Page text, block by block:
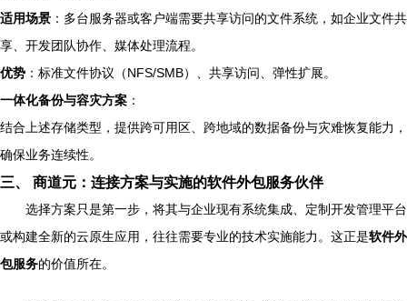
适用场景 ：多台服务器或客户端需要共享访问的文件系统，如企业文件共
享、开发团队协作、媒体处理流程。
优势 ：标准文件协议（NFS/SMB）、共享访问、弹性扩展。
一体化备份与容灾方案 ：
结合上述存储类型，提供跨可用区、跨地域的数据备份与灾难恢复能力，
确保业务连续性。
三、 商道元：连接方案与实施的软件外包服务伙伴
选择方案只是第一步，将其与企业现有系统集成、定制开发管理平台
或构建全新的云原生应用，往往需要专业的技术实施能力。这正是软件外
包服务的价值所在。